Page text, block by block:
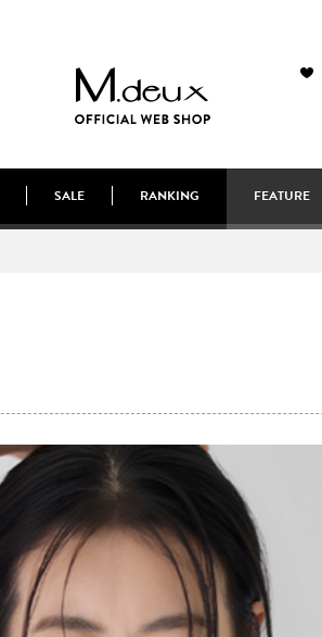
SALE RANKING FEATURE